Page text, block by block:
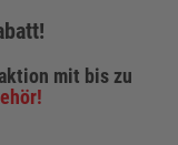
mit bis zu